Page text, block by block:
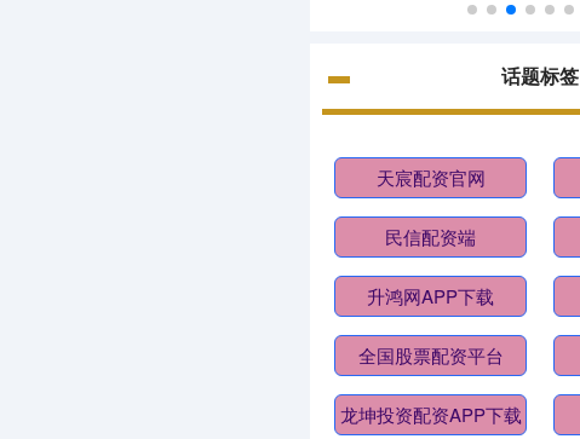
话题标签
天宸配资官网
民信配资端
升鸿网APP下载
全国股票配资平台
龙坤投资配资APP下载